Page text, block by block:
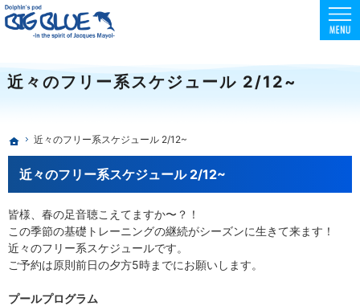
近々のフリー系スケジュール 2/12~
東京でスクーバダイビング・フリーダイビング・スキンダイビングを安全に楽しめる環境
初心者向けコースも充実！フリー・スキンダイビングはBIG BLUE
ホーム
近々のフリー系スケジュール 2/12~
近々のフリー系スケジュール 2/12~
皆様、春の足音聴こえてますか〜？！
この季節の基礎トレーニングの継続がシーズンに生きて来ます！
近々のフリー系スケジュールです。
ご予約は原則前日の夕方5時までにお願いします。
プールプログラム